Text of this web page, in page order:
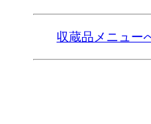
収蔵品メニュー